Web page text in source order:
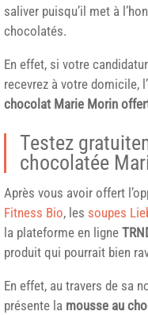
saliver puisqu’il met à
chocolatés.
En effet, si votre
recevrez à votre domicile,
chocolat Marie Morin
Testez
chocolatée
Après vous avoir offert
Fitness Bio, les soupes
la plateforme en ligne
produit qui pourrait bien
En effet, au travers de sa
présente la mousse au